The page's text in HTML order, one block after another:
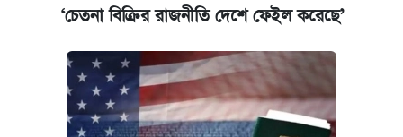
‘চেতনা বিক্রির রাজনীতি দেশে ফেইল করেছে’